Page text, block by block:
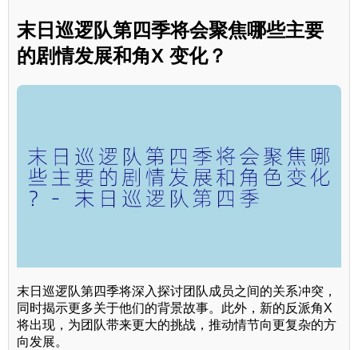
末日巡逻队第四季将会聚焦哪些主要
的剧情发展和角X 变化？
末日巡逻队第四季将深入探讨团队成员之间的关系冲突，
同时揭示更多关于他们的背景故事。此外，新的反派角X
将出现，为团队带来更大的挑战，推动情节向更复杂的方
向发展。